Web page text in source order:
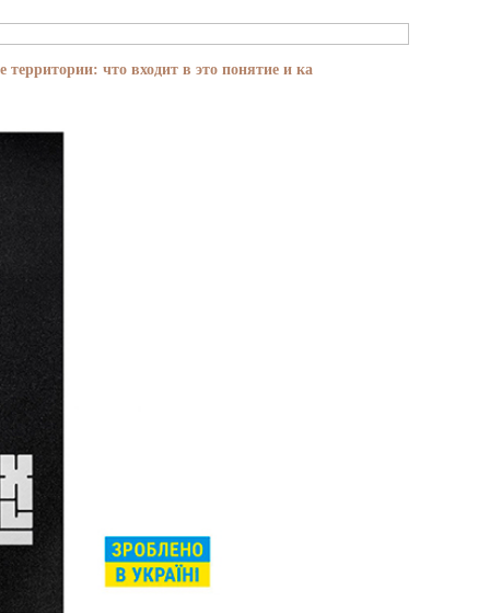
территории: что входит в это понятие и ка